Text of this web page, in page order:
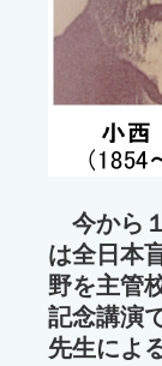
今から
は全日本
野を主管
記念講演
先生によ